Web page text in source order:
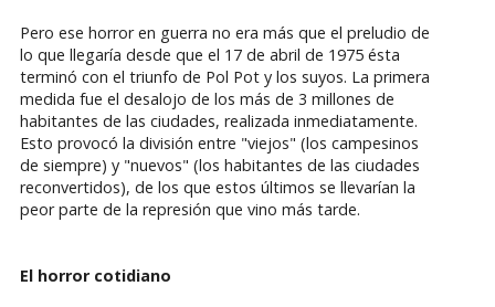
Pero ese horror en guerra no era más que el preludio de
lo que llegaría desde que el 17 de abril de 1975 ésta
terminó con el triunfo de Pol Pot y los suyos. La primera
medida fue el desalojo de los más de 3 millones de
habitantes de las ciudades, realizada inmediatamente.
Esto provocó la división entre "viejos" (los campesinos
de siempre) y "nuevos" (los habitantes de las ciudades
reconvertidos), de los que estos últimos se llevarían la
peor parte de la represión que vino más tarde.
El horror cotidiano